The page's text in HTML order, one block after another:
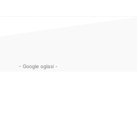
- Google oglasi -